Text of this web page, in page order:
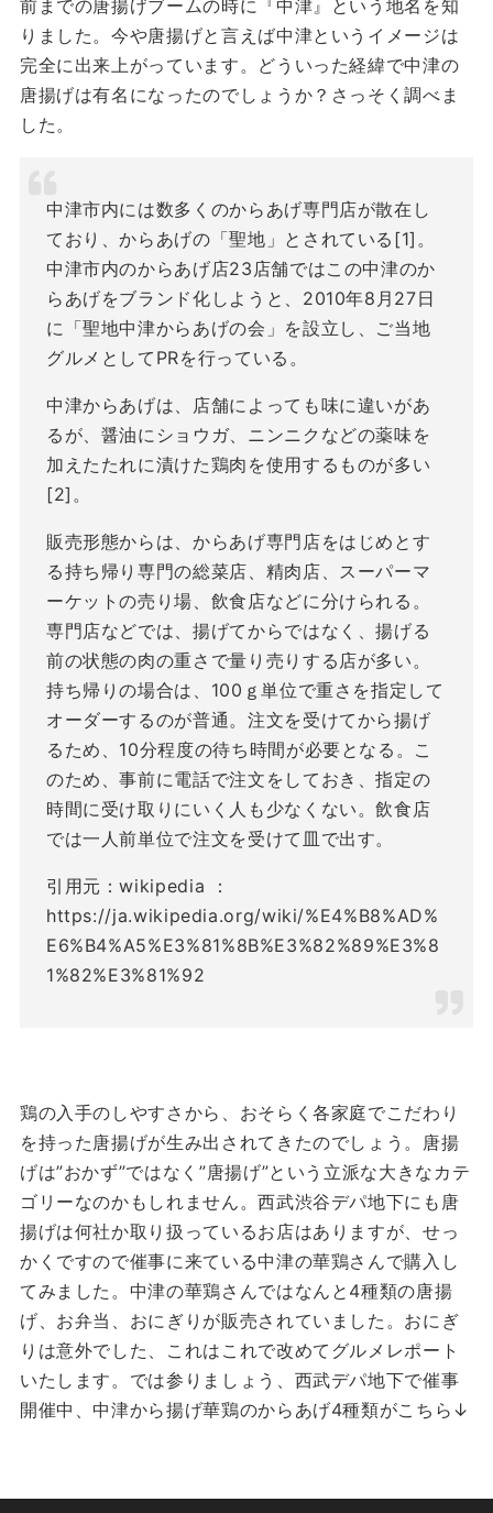
前までの唐揚げブームの時に『中津』という地名を知
りました。今や唐揚げと言えば中津というイメージは
完全に出来上がっています。どういった経緯で中津の
唐揚げは有名になったのでしょうか？さっそく調べま
した。
中津市内には数多くのからあげ専門店が散在し
ており、からあげの「聖地」とされている[1]。
中津市内のからあげ店23店舗ではこの中津のか
らあげをブランド化しようと、2010年8月27日
に「聖地中津からあげの会」を設立し、ご当地
グルメとしてPRを行っている。
中津からあげは、店舗によっても味に違いがあ
るが、醤油にショウガ、ニンニクなどの薬味を
加えたたれに漬けた鶏肉を使用するものが多い
[2]。
販売形態からは、からあげ専門店をはじめとす
る持ち帰り専門の総菜店、精肉店、スーパーマ
ーケットの売り場、飲食店などに分けられる。
専門店などでは、揚げてからではなく、揚げる
前の状態の肉の重さで量り売りする店が多い。
持ち帰りの場合は、100ｇ単位で重さを指定して
オーダーするのが普通。注文を受けてから揚げ
るため、10分程度の待ち時間が必要となる。こ
のため、事前に電話で注文をしておき、指定の
時間に受け取りにいく人も少なくない。飲食店
では一人前単位で注文を受けて皿で出す。
引用元：wikipedia ：
https://ja.wikipedia.org/wiki/%E4%B8%AD%
E6%B4%A5%E3%81%8B%E3%82%89%E3%8
1%82%E3%81%92
鶏の入手のしやすさから、おそらく各家庭でこだわり
を持った唐揚げが生み出されてきたのでしょう。唐揚
げは”おかず”ではなく”唐揚げ”という立派な大きなカテ
ゴリーなのかもしれません。西武渋谷デパ地下にも唐
揚げは何社か取り扱っているお店はありますが、せっ
かくですので催事に来ている中津の華鶏さんで購入し
てみました。中津の華鶏さんではなんと4種類の唐揚
げ、お弁当、おにぎりが販売されていました。おにぎ
りは意外でした、これはこれで改めてグルメレポート
いたします。では参りましょう、西武デパ地下で催事
開催中、中津から揚げ華鶏のからあげ4種類がこちら↓